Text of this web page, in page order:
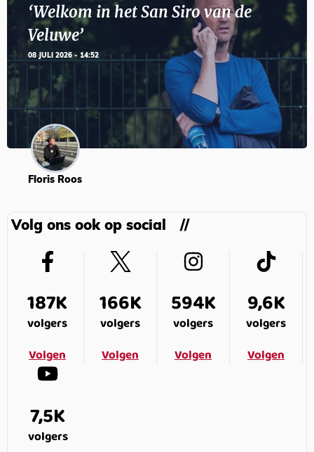
‘Welkom in het San Siro van de
Veluwe’
08 JULI 2026 - 14:52
Floris Roos
Volg ons ook op social
187K
volgers
Volgen
166K
volgers
Volgen
594K
volgers
Volgen
9,6K
volgers
Volgen
7,5K
volgers